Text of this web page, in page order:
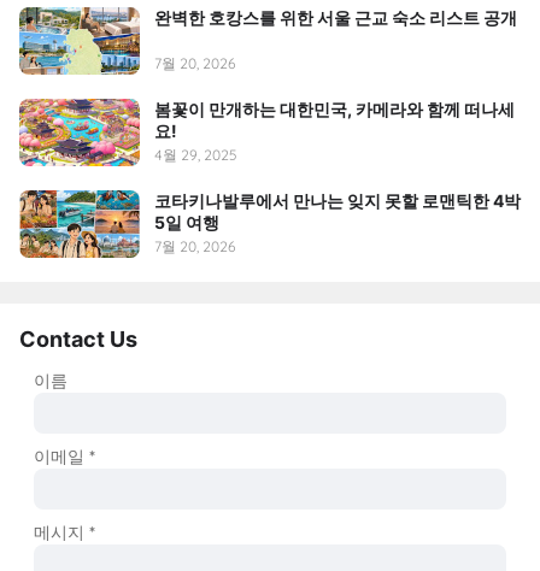
완벽한 호캉스를 위한 서울 근교 숙소 리스트 공개
7월 20, 2026
봄꽃이 만개하는 대한민국, 카메라와 함께 떠나세
요!
4월 29, 2025
코타키나발루에서 만나는 잊지 못할 로맨틱한 4박
5일 여행
7월 20, 2026
Contact Us
이름
이메일*
메시지*